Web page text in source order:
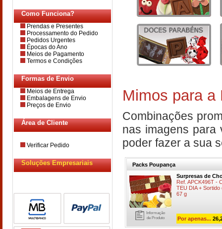
Como Funciona?
Prendas e Presentes
Processamento do Pedido
Pedidos Urgentes
Épocas do Ano
Meios de Pagamento
Termos e Condições
Formas de Envio
Meios de Entrega
Embalagens de Envio
Preços de Envio
Área de Cliente
Verificar Pedido
Soluções Empresariais
Mimos para a
Combinações
nas imagens para
poder fazer a sua
Packs Poupança
Informação
de Produto
Surpresas de
Ref. APCK496T -
TEU DIA +
67 g
Por apenas...